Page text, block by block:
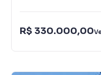
R$ 330.000,00